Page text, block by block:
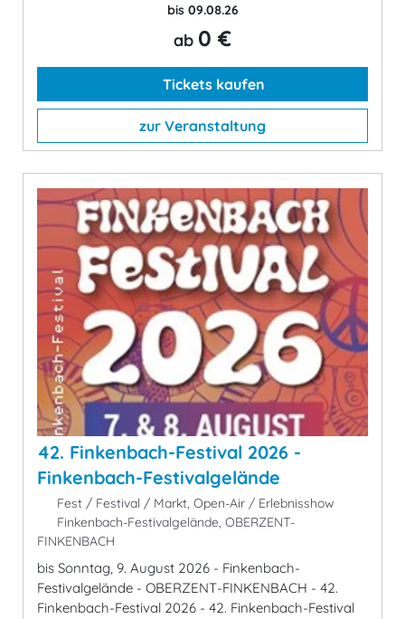
bis 09.08.26
ab 0 €
Tickets kaufen
zur Veranstaltung
42. Finkenbach-Festival 2026 -
Finkenbach-Festivalgelände
Fest / Festival / Markt, Open-Air / Erlebnisshow
Finkenbach-Festivalgelände, OBERZENT-
FINKENBACH
bis Sonntag, 9. August 2026 - Finkenbach-
Festivalgelände - OBERZENT-FINKENBACH - 42.
Finkenbach-Festival 2026 - 42. Finkenbach-Festival